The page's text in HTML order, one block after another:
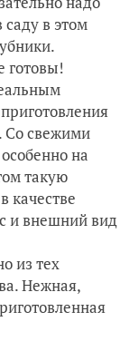
в этом
готовы!
Со свежими
на
такую
качестве
и внешний вид
из тех
Нежная,